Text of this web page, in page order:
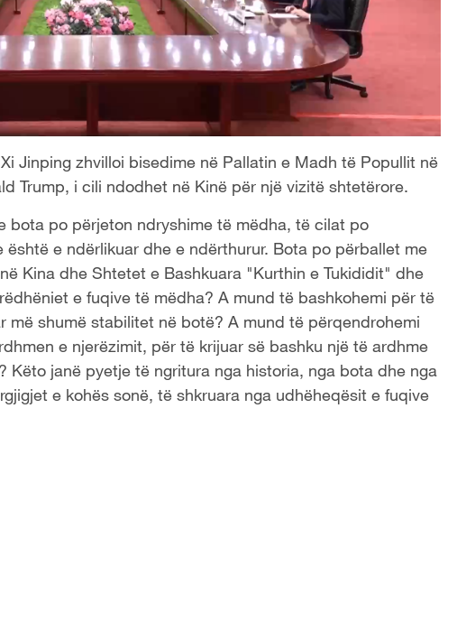
Jinping zhvilloi bisedime në Pallatin e Madh të Popullit në
Trump, i cili ndodhet në Kinë për një vizitë shtetërore.
bota po përjeton ndryshime të mëdha, të cilat po
e ndërlikuar dhe e ndërthurur. Bota po përballet me
Kina dhe Shtetet e Bashkuara "Kurthin e Tukididit" dhe
e fuqive të mëdha? A mund të bashkohemi për të
shumë stabilitet në botë? A mund të përqendrohemi
e njerëzimit, për të krijuar së bashku një të ardhme
Këto janë pyetje të ngritura nga historia, nga bota dhe nga
e kohës sonë, të shkruara nga udhëheqësit e fuqive